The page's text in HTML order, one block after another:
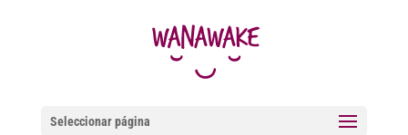
Seleccionar página